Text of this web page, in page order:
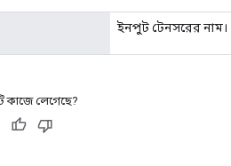
ইনপুট টেনসরের নাম।
কাজে লেগেছে?